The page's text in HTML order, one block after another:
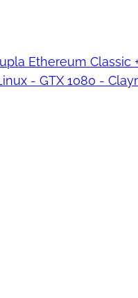
Ethereum Classic
- GTX 1080 -